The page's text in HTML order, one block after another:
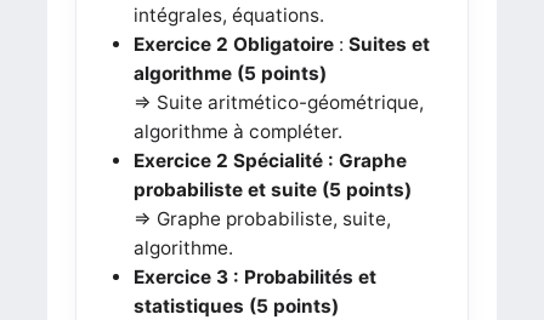
intégrales, équations.
Exercice 2 Obligatoire: Suites et
algorithme (5 points)
=> Suite aritmético-géométrique,
algorithme à compléter.
Exercice 2 Spécialité : Graphe
probabiliste et suite (5 points)
=> Graphe probabiliste, suite,
algorithme.
Exercice 3 : Probabilités et
statistiques (5 points)